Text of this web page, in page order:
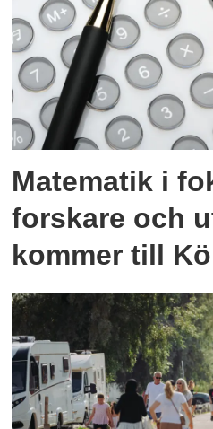
Matematik i
forskare och
kommer till